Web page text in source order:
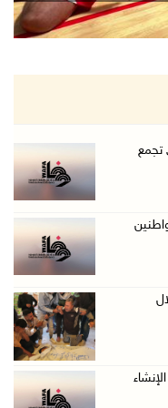
تجمع